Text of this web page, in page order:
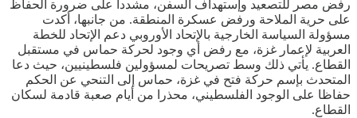
رفض مصر للتصعيد وإستهداف السفن، مشددا على ضرورة الحفاظ
على حرية الملاحة ورفض عسكرة المنطقة. من جانبها، أكدت
مسؤولة السياسة الخارجية بالإتحاد الأوروبي دعم الإتحاد للخطة
العربية لإعمار غزة، مع رفض أي وجود لحركة حماس في مستقبل
القطاع. يأتي ذلك وسط تصريحات لمسؤولين فلسطينيين، حيث دعا
المتحدث بإسم حركة فتح في غزة، حماس إلى التنحي عن الحكم
حفاظا على الوجود الفلسطيني، محذرا من أيام صعبة قادمة لسكان
القطاع.